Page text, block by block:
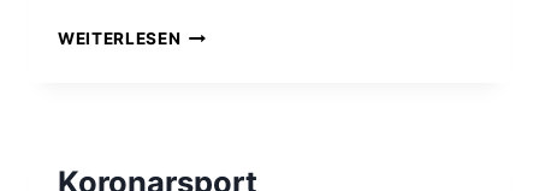
WEITERLESENSILKE
Koronarsport